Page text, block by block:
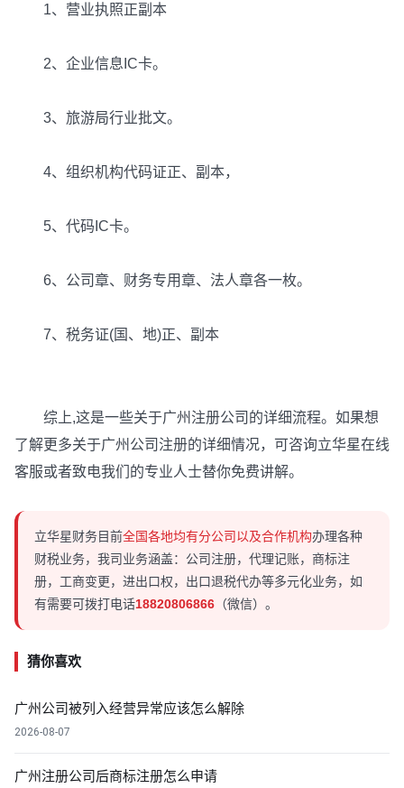
1、营业执照正副本
2、企业信息IC卡。
3、旅游局行业批文。
4、组织机构代码证正、副本，
5、代码IC卡。
6、公司章、财务专用章、法人章各一枚。
7、税务证(国、地)正、副本
综上,这是一些关于广州注册公司的详细流程。如果想
了解更多关于广州公司注册的详细情况，可咨询立华星在线
客服或者致电我们的专业人士替你免费讲解。
立华星财务目前全国各地均有分公司以及合作机构办理各种
财税业务，我司业务涵盖：公司注册，代理记账，商标注
册，工商变更，进出口权，出口退税代办等多元化业务，如
有需要可拨打电话18820806866 （微信）。
猜你喜欢
广州公司被列入经营异常应该怎么解除
2026-08-07
广州注册公司后商标注册怎么申请